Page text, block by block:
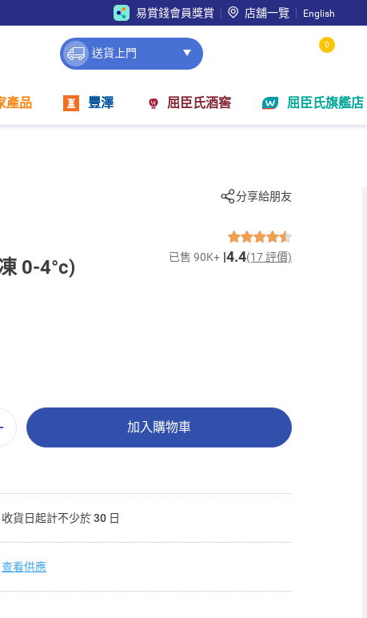
易賞錢會員獎賞 店舖一覽 English
送貨上門
0
產品 豐澤 屈臣氏酒窖 屈臣氏旗艦店
分享給朋友
0-4°c) 已售 90K+ 4.4(17 評價)
加入購物車
收貨日起計不少於 30 日
查看供應